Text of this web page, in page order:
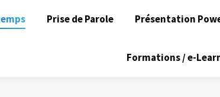
Prise de Parole Présentation
Formations / e-